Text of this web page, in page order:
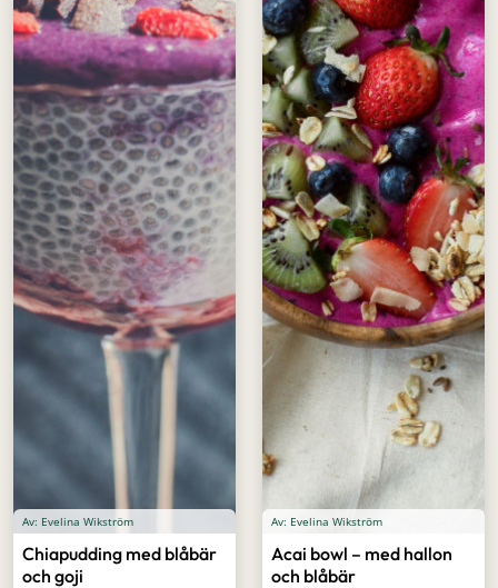
Av: Evelina Wikström
Chiapudding med blåbär
och goji
Av: Evelina Wikström
Acai bowl – med hallon
och blåbär